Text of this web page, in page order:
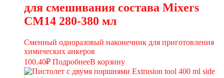
для смешивания состава Mixers
CM14 280-380 мл
Сменный одноразовый наконечник для приготовления
химических анкеров
100.40₽ ПодробнееВ корзину